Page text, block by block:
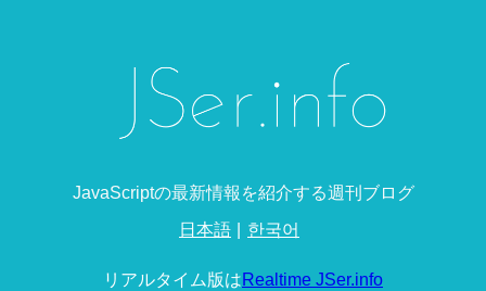
JavaScriptの最新情報を紹介する週刊ブログ
日本語 한국어
リアルタイム版はRealtime JSer.info